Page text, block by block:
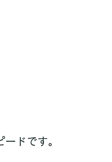
ドです。